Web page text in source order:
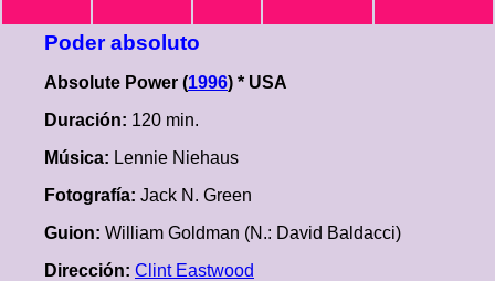
Poder absoluto
Absolute Power (1996) * USA
Duración: 120 min.
Música: Lennie Niehaus
Fotografía: Jack N. Green
Guion: William Goldman (N.: David Baldacci)
Dirección: Clint Eastwood